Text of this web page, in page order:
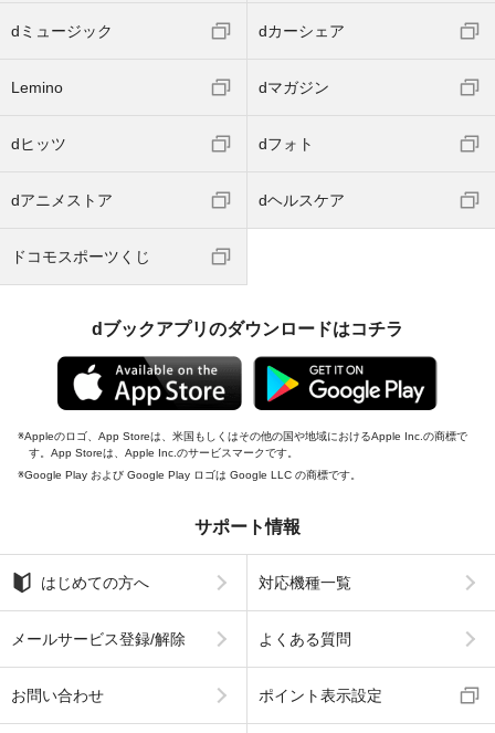
dミュージック dカーシェア
Lemino dマガジン
dヒッツ dフォト
dアニメストア dヘルスケア
ドコモスポーツくじ
dブックアプリのダウンロードはコチラ
Appleのロゴ、App Storeは、米国もしくはその他の国や地域におけるApple Inc.の商標で
す。App Storeは、Apple Inc.のサービスマークです。
Google Play および Google Play ロゴは Google LLC の商標です。
サポート情報
はじめての方へ 対応機種一覧
メールサービス登録/解除 よくある質問
お問い合わせ ポイント表示設定